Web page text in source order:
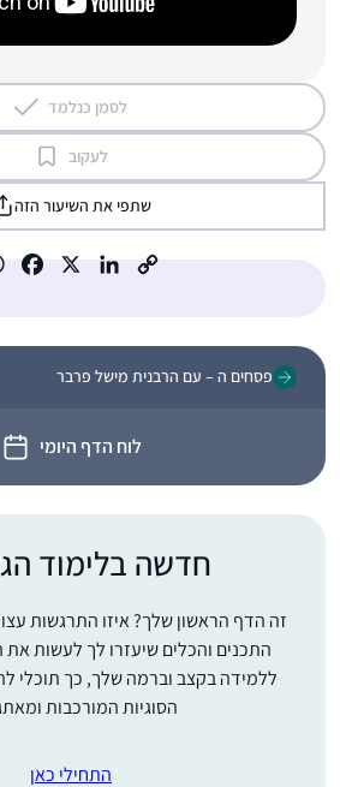
לסמן כנלמד
לעקוב
שתפי את השיעור הזה
פסחים ה – עם הרבנית מישל פרבר
לוח הדף היומי
חדשה בלימוד
זה הדף הראשון שלך? איזו התרגשות
התכנים והכלים שיעזרו לך לעשות
ללמידה בקצב וברמה שלך, כך תוכלי
הסוגיות המורכבות
התחילי כאן